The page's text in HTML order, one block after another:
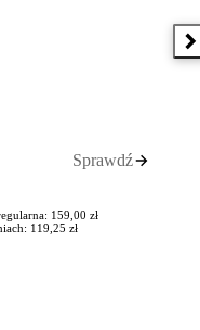
Sprawdź
159,00 zł
119,25 zł